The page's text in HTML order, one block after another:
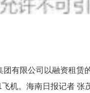
团有限公司以融资租赁
机。海南日报记者 张